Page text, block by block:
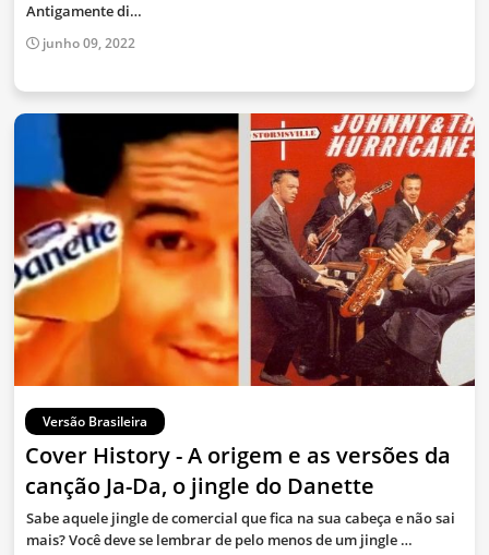
Antigamente di…
junho 09, 2022
Versão Brasileira
Cover History - A origem e as versões da
canção Ja-Da, o jingle do Danette
Sabe aquele jingle de comercial que fica na sua cabeça e não sai
mais? Você deve se lembrar de pelo menos de um jingle …